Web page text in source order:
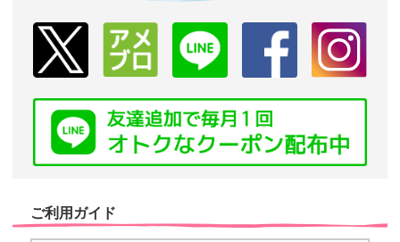
ご利用ガイド